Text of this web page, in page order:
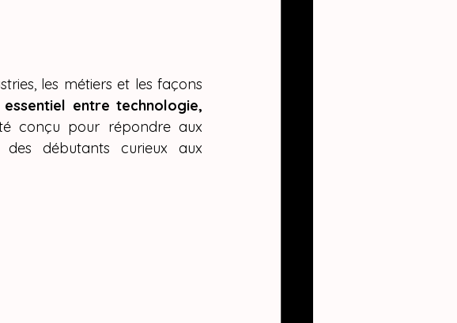
les métiers et les façons
entre technologie,
conçu pour répondre aux
débutants curieux aux